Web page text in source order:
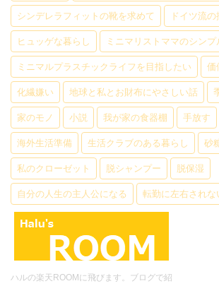
シンデレラフィットの靴を求めて ドイツ流
ヒュッゲな暮らし ミニマリストママのシンプ
ミニマルプラスチックライフを目指したい 価
化繊嫌い 地球と私とお財布にやさしい話
家のモノ 小説 我が家の食器棚 手放す
海外生活準備 生活クラブのある暮らし 砂
私のクローゼット 脱シャンプー 脱保湿
自分の人生の主人公になる 転勤に左右されな
ハルの楽天ROOMに飛びます。ブログで紹